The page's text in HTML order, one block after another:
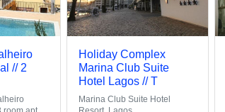
// 2
Holiday Complex
Marina Club Suite
Hotel Lagos // T
Marina Club Suite Hotel